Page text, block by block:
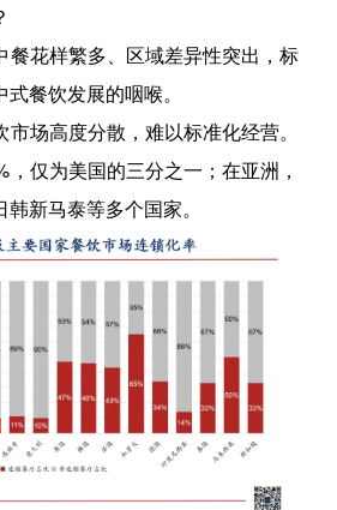
餐花样繁多、区域差异性突出，标
餐饮发展的咽喉。
场高度分散，难以标准化经营。
仅为美国的三分之一；在亚洲，
新马泰等多个国家。